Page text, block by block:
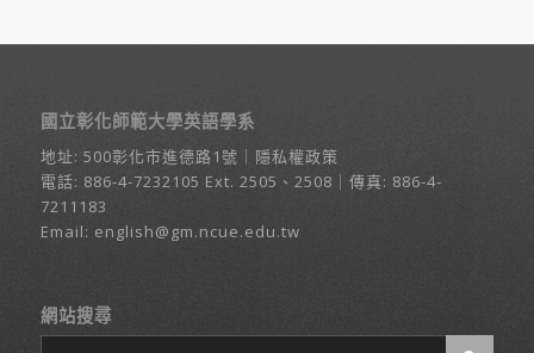
國立彰化師範大學英語學系
地址: 500彰化市進德路1號 ｜ 隱私權政策
電話: 886-4-7232105 Ext. 2505、2508｜傳真: 886-4-
7211183
Email: english@gm.ncue.edu.tw
網站搜尋